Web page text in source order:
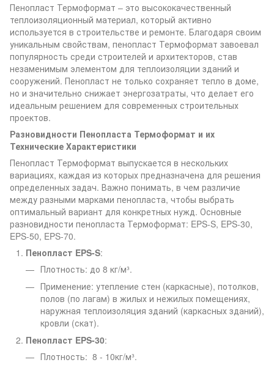
Пенопласт Термоформат – это высококачественный
теплоизоляционный материал, который активно
используется в строительстве и ремонте. Благодаря своим
уникальным свойствам, пенопласт Термоформат завоевал
популярность среди строителей и архитекторов, став
незаменимым элементом для теплоизоляции зданий и
сооружений. Пенопласт не только сохраняет тепло в доме,
но и значительно снижает энергозатраты, что делает его
идеальным решением для современных строительных
проектов.
Разновидности Пенопласта Термоформат и их
Технические Характеристики
Пенопласт Термоформат выпускается в нескольких
вариациях, каждая из которых предназначена для решения
определенных задач. Важно понимать, в чем различие
между разными марками пенопласта, чтобы выбрать
оптимальный вариант для конкретных нужд. Основные
разновидности пенопласта Термоформат: EPS-S, EPS-30,
EPS-50, EPS-70.
Пенопласт EPS-S:
Плотность: до 8 кг/м³.
Применение: утепление стен (каркасные), потолков,
полов (по лагам) в жилых и нежилых помещениях,
наружная теплоизоляция зданий (каркасных зданий),
кровли (скат).
Пенопласт EPS-30:
Плотность: 8 - 10кг/м³.